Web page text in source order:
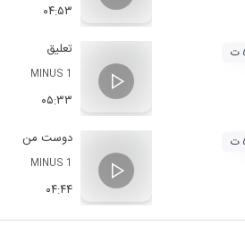
۰۴:۵۳
تعلیق
MINUS 1
۰۵:۳۳
دوست من
MINUS 1
۰۴:۴۴